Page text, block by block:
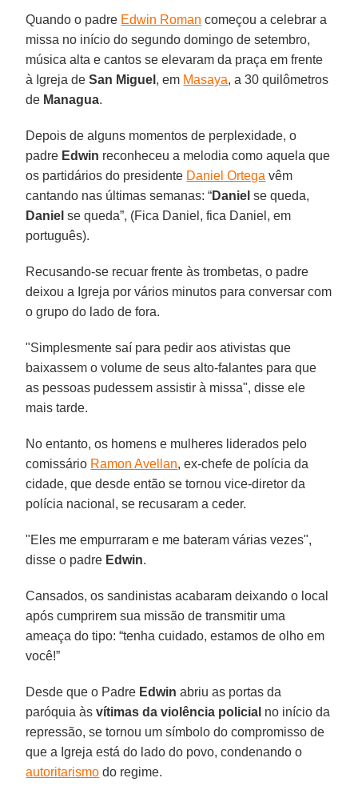
Quando o padre Edwin Roman começou a celebrar a
missa no início do segundo domingo de setembro,
música alta e cantos se elevaram da praça em frente
à Igreja deSan Miguel , em Masaya, a 30 quilômetros
de Managua.
Depois de alguns momentos de perplexidade, o
padre Edwin reconheceu a melodia como aquela que
os partidários do presidente Daniel Ortega vêm
cantando nas últimas semanas: “Daniel se queda,
Daniel se queda”, (Fica Daniel, fica Daniel, em
português).
Recusando-se recuar frente às trombetas, o padre
deixou a Igreja por vários minutos para conversar com
o grupo do lado de fora.
"Simplesmente saí para pedir aos ativistas que
baixassem o volume de seus alto-falantes para que
as pessoas pudessem assistir à missa", disse ele
mais tarde.
No entanto, os homens e mulheres liderados pelo
comissário Ramon Avellan, ex-chefe de polícia da
cidade, que desde então se tornou vice-diretor da
polícia nacional, se recusaram a ceder.
"Eles me empurraram e me bateram várias vezes",
disse o padre Edwin.
Cansados, os sandinistas acabaram deixando o local
após cumprirem sua missão de transmitir uma
ameaça do tipo: “tenha cuidado, estamos de olho em
você!”
Desde que o Padre Edwin abriu as portas da
paróquia àsvítimas da violência policial no início da
repressão, se tornou um símbolo do compromisso de
que a Igreja está do lado do povo, condenando o
autoritarismo do regime.